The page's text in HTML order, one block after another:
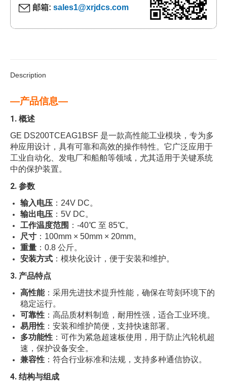
邮箱: sales1@xrjdcs.com
Description
—产品信息—
1. 概述
GE DS200TCEAG1BSF 是一款高性能工业模块，专为多
种应用设计，具有可靠和高效的操作特性。它广泛应用于
工业自动化、发电厂和船舶等领域，尤其适用于关键系统
中的保护装置。
2. 参数
输入电压 ：24V DC。
输出电压 ：5V DC。
工作温度范围 ：-40℃ 至 85℃。
尺寸 ：100mm × 50mm × 20mm。
重量 ：0.8 公斤。
安装方式 ：模块化设计，便于安装和维护。
3. 产品特点
高性能：采用先进技术提升性能，确保在苛刻环境下的
稳定运行。
可靠性 ：高品质材料制造，耐用性强，适合工业环境。
易用性 ：安装和维护简便，支持快速部署。
多功能性 ：可作为紧急超速板使用，用于防止汽轮机超
速，保护设备安全。
兼容性 ：符合行业标准和法规，支持多种通信协议。
4. 结构与组成